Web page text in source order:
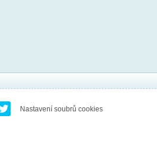
Nastavení soubrů cookies